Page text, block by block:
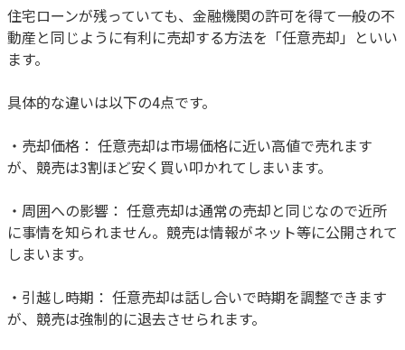
住宅ローンが残っていても、金融機関の許可を得て一般の不
動産と同じように有利に売却する方法を「任意売却」といい
ます。
具体的な違いは以下の4点です。
・売却価格： 任意売却は市場価格に近い高値で売れます
が、競売は3割ほど安く買い叩かれてしまいます。
・周囲への影響： 任意売却は通常の売却と同じなので近所
に事情を知られません。競売は情報がネット等に公開されて
しまいます。
・引越し時期： 任意売却は話し合いで時期を調整できます
が、競売は強制的に退去させられます。